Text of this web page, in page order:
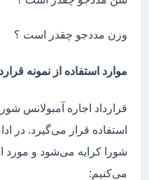
وزن مددجو چقدر است ؟
موارد استفاده از نمونه
قرارداد اجاره آمبولانس
استفاده قرار می‌گیرد. در
شورا کرایه می‌شود و مورد
می‌کنیم: